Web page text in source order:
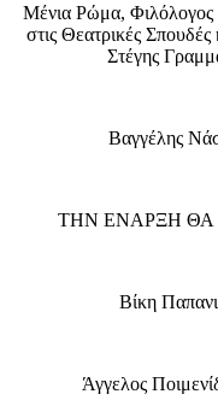
Μένια Ρώμα, Φιλόλογος
στις Θεατρικές
Στέγης
Βαγγέλης
ΤΗΝ ΕΝΑΡΞΗ ΘΑ
Βίκη
Άγγελος